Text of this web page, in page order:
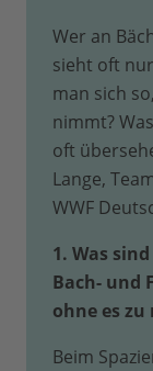
Wer an
sieht oft
man sich
nimmt?
oft
Lange,
WWF
1. Was
Bach- und
ohne es zu
Beim